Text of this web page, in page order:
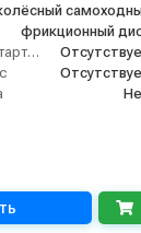
фрикционный
Электрический стартер